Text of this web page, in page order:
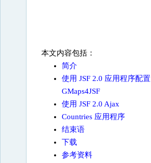
本文内容包括：
简介
使用 JSF 2.0 应用程序配置
GMaps4JSF
使用 JSF 2.0 Ajax
Countries 应用程序
结束语
下载
参考资料